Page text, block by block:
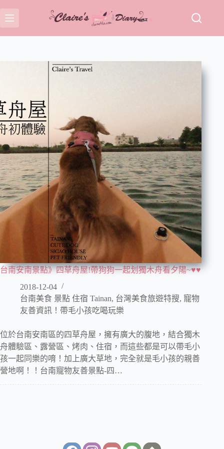
至
主
台南安南景點》四草舟屋!帶狗狗一起划獨木舟看夕陽~♥♥
2018-12-04
台南美食 景點 住宿 Tainan, 台灣美食旅遊特搜, 寵物
友善資訊！帶毛小孩吃喝玩樂
位於台南安南區的四草舟屋，擁有廣大的腹地，結合獨木
舟體驗區、露營區、烤肉、住宿，而這些都是可以帶毛小
孩一起同樂的唷！加上廣大草地，完全就是毛小孩的親善
營地啊！！台南寵物友善景點-四…